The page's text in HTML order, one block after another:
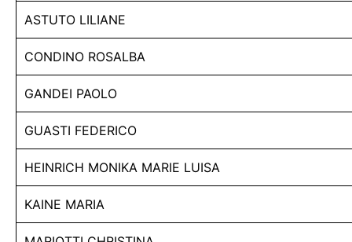
ASTUTO LILIANE
CONDINO ROSALBA
GANDEI PAOLO
GUASTI FEDERICO
HEINRICH MONIKA MARIE LUISA
KAINE MARIA